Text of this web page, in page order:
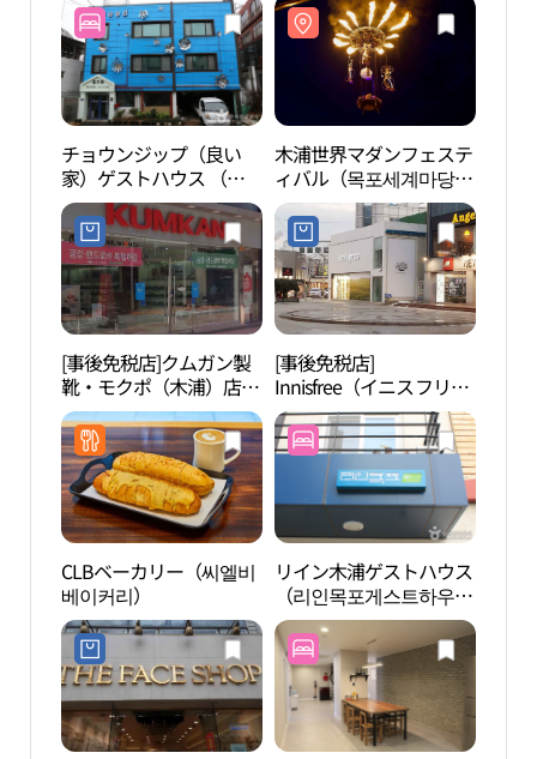
チョウンジップ（良い
家）ゲストハウス （좋
은집 게스트하우스）
木浦世界マダンフェステ
ィバル（목포세계마당페
스티벌）
[事後免税店]クムガン製
靴・モクポ（木浦）店
(금강제화 목포점)
[事後免税店]
Innisfree（イニスフリ
ー）・モクポ（木浦）店
(이니스프리 목포점)
CLBベーカリー（씨엘비
베이커리）
リイン木浦ゲストハウス
（리인목포게스트하우
스）